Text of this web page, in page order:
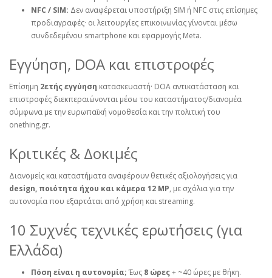
NFC / SIM: Δεν αναφέρεται υποστήριξη SIM ή NFC στις επίσημες
προδιαγραφές· οι λειτουργίες επικοινωνίας γίνονται μέσω
συνδεδεμένου smartphone και εφαρμογής Meta.
Εγγύηση, DOA και επιστροφές
Επίσημη 2ετής εγγύηση κατασκευαστή· DOA αντικατάσταση και
επιστροφές διεκπεραιώνονται μέσω του καταστήματος/διανομέα
σύμφωνα με την ευρωπαϊκή νομοθεσία και την πολιτική του
onething.gr.
Κριτικές & Δοκιμές
Διανομείς και καταστήματα αναφέρουν θετικές αξιολογήσεις για
design, ποιότητα ήχου και κάμερα 12 MP, με σχόλια για την
αυτονομία που εξαρτάται από χρήση και streaming.
10 Συχνές τεχνικές ερωτήσεις (για
Ελλάδα)
Πόση είναι η αυτονομία; Έως 8 ώρες+ ~40 ώρες με θήκη.